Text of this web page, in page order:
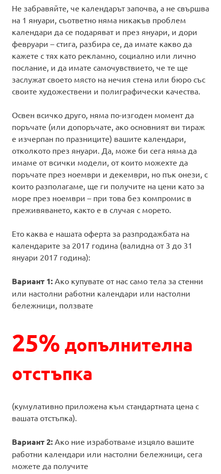
Не забравяйте, че календарът започва, а не свършва
на 1 януари, съответно няма никакъв проблем
календари да се подаряват и през януари, и дори
февруари – стига, разбира се, да имате какво да
кажете с тях като рекламно, социално или лично
послание, и да имате самочувствието, че те ще
заслужат своето място на нечия стена или бюро със
своите художествени и полиграфически качества.
Освен всичко друго, няма по-изгоден момент да
поръчате (или допоръчате, ако основният ви тираж
е изчерпан по празниците) вашите календари,
отколкото през януари. Да, може би сега няма да
имаме от всички модели, от които можехте да
поръчате през ноември и декември, но пък онези, с
които разполагаме, ще ги получите на цени като за
море през ноември – при това без компромис в
преживяването, както е в случая с морето.
Ето каква е нашата оферта за разпродажбата на
календарите за 2017 година (валидна от 3 до 31
януари 2017 година):
Вариант 1: Ако купувате от нас само тела за стенни
или настолни работни календари или настолни
бележници, ползвате
25% допълнителна
отстъпка
(кумулативно приложена към стандартната цена с
вашата отстъпка).
Вариант 2: Ако ние изработваме изцяло вашите
работни календари или настолни бележници, сега
можете да получите